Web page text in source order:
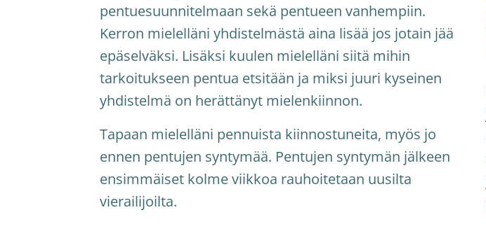
pentuesuunnitelmaan sekä pentueen vanhempiin.
Kerron mielelläni yhdistelmästä aina lisää jos jotain jää
epäselväksi. Lisäksi kuulen mielelläni siitä mihin
tarkoitukseen pentua etsitään ja miksi juuri kyseinen
yhdistelmä on herättänyt mielenkiinnon.
Tapaan mielelläni pennuista kiinnostuneita, myös jo
ennen pentujen syntymää. Pentujen syntymän jälkeen
ensimmäiset kolme viikkoa rauhoitetaan uusilta
vierailijoilta.